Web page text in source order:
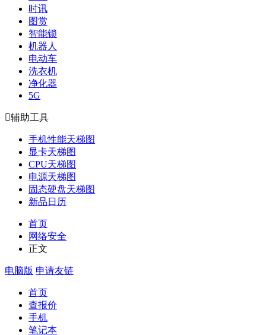
时讯
图赏
智能锁
机器人
电动车
洗衣机
净化器
5G
辅助工具
手机性能天梯图
显卡天梯图
CPU天梯图
电源天梯图
固态硬盘天梯图
新品日历
首页
网络安全
正文
电脑版 申请友链
首页
查报价
手机
笔记本